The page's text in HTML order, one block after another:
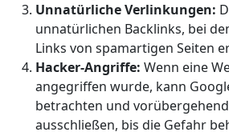
Unnatürliche Verlinkungen:
unnatürlichen Backlinks, bei
Links von spamartigen Seiten
Hacker-Angriffe: Wenn eine
angegriffen wurde, kann
betrachten und
ausschließen, bis die Gefahr